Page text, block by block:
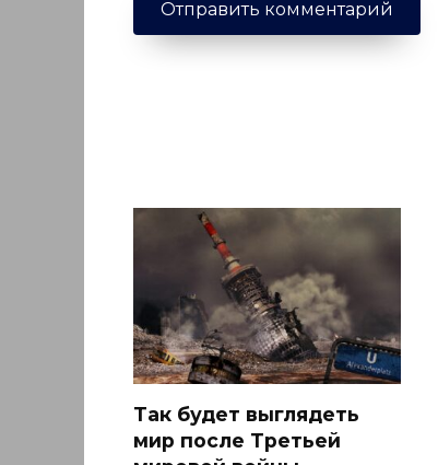
Так будет выглядеть
мир после Третьей